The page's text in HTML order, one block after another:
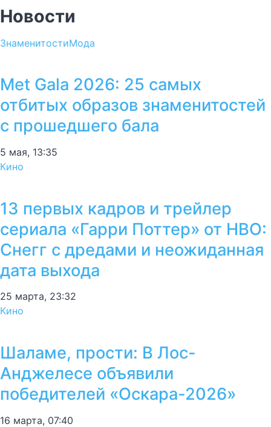
Новости
ЗнаменитостиМода
Met Gala 2026: 25 самых
отбитых образов знаменитостей
с прошедшего бала
5 мая, 13:35
Кино
13 первых кадров и трейлер
сериала «Гарри Поттер» от HBO:
Снегг с дредами и неожиданная
дата выхода
25 марта, 23:32
Кино
Шаламе, прости: В Лос-
Анджелесе объявили
победителей «Оскара-2026»
16 марта, 07:40